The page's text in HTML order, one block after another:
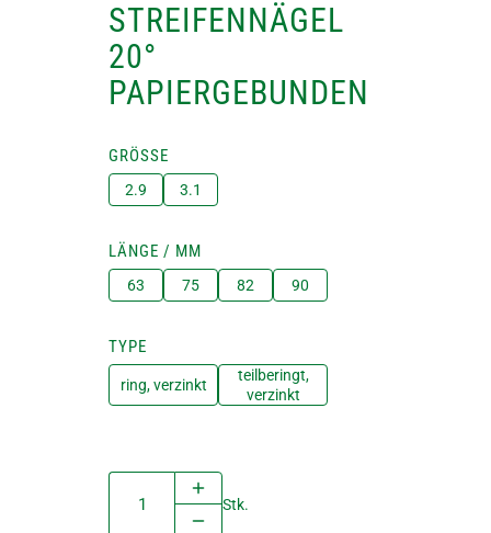
STREIFENNÄGEL
20°
PAPIERGEBUNDEN
GRÖSSE
2.9 3.1
LÄNGE / MM
63 75 82 90
TYPE
ring, verzinkt
teilberingt,
verzinkt
Stk.